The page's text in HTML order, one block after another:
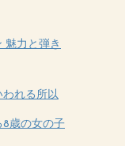
魅力と弾き
われる所以
8歳の女の子